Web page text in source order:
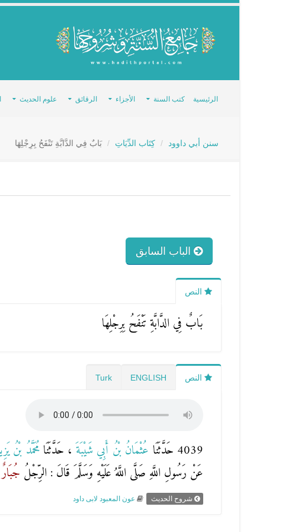
الرئيسية كتب السنة الأجزاء الرقائق علوم الحديث
سنن أبي داوود كِتَاب الدِّيَاتِ بَابٌ فِي الدَّابَّةِ تَنْفَحُ بِرِجْلِهَا
الباب السابق
النص
بَابٌ فِي الدَّابَّةِ تَنْفَحُ بِرِجْلِهَا
النص ENGLISH
Turk
4039 حَدَّثَنَا عُثْمَانُ بْنُ أَبِي شَيْبَةَ ، حَدَّثَنَامُحَمَّدُ بْنُ
عَنْ رَسُولِ اللَّهِ صَلَّى اللَّهُ عَلَيْهِ وَسَلَّمَ قَالَ : الرِّجْلُ جُبَارٌ
شروح الحديث عون المعبود لابى داود